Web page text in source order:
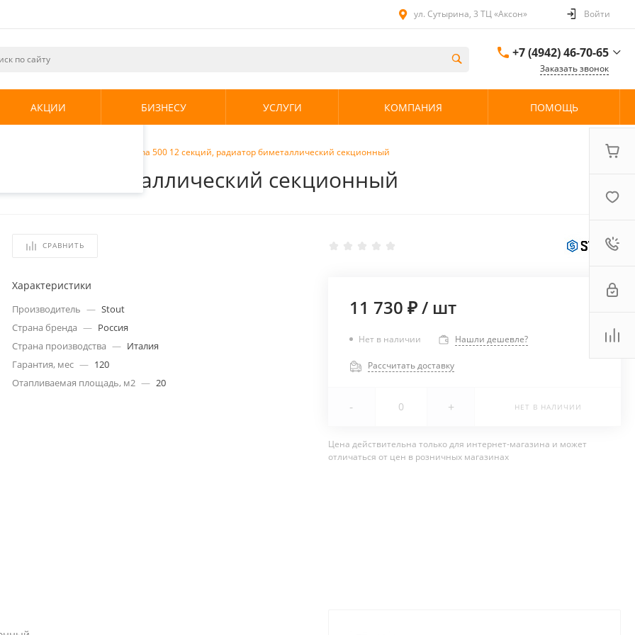
и
использования.
.
ул. Сутырина, 3 ТЦ «Аксон» Войти
+7 (4942) 46-70-65
ул. Сутырина, 3 ТЦ
Заказать звонок
АКЦИИ БИЗНЕСУ УСЛУГИ КОМПАНИЯ ПОМОЩЬ
Stout Alpha 500 12 секций, радиатор биметаллический секционный
биметаллический секционный
СРАВНИТЬ
Характеристики
Производитель — Stout
Страна бренда — Россия
Страна производства — Италия
Гарантия, мес — 120
Отапливаемая площадь, м2 — 20
11 730 ₽/ шт
Нет в наличии Нашли дешевле?
Рассчитать доставку
- + НЕТ В НАЛИЧИИ
Цена действительна только для интернет-магазина и может
отличаться от цен в розничных магазинах